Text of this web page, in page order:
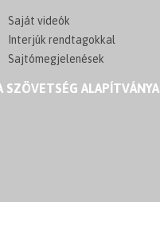
Saját videók
Interjúk rendtagokkal
Sajtómegjelenések
SZÖVETSÉG ALAPÍTVÁNYA